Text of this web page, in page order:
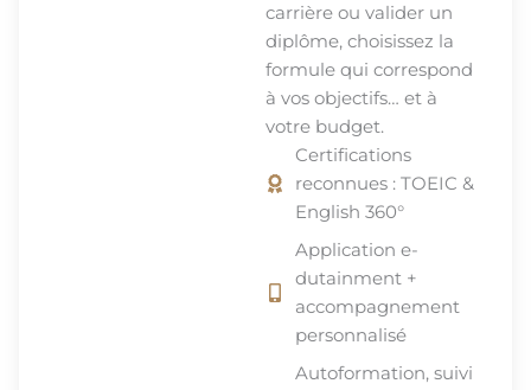
carrière ou valider un
diplôme, choisissez la
formule qui correspond
à vos objectifs… et à
votre budget.
Certifications
reconnues : TOEIC &
English 360°
Application e-
dutainment +
accompagnement
personnalisé
Autoformation, suivi